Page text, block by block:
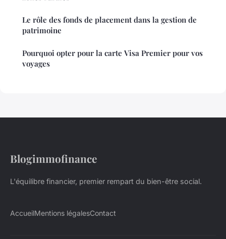
Le rôle des fonds de placement dans la gestion de
patrimoine
Pourquoi opter pour la carte Visa Premier pour vos
voyages
Blogimmofinance
L'équilibre financier, premier rempart du bien-être social.
AccueilMentions légalesContact